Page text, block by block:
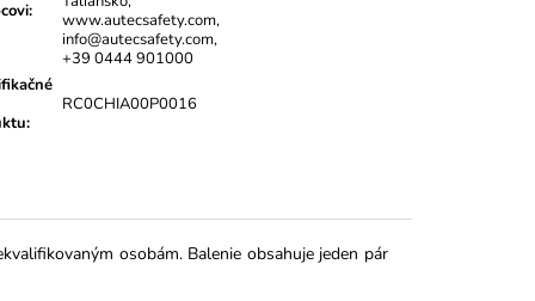
:
www.autecsafety.com,
info@autecsafety.com,
+39 0444 901000
:
RC0CHIA00P0016
osobám. Balenie obsahuje jeden pár